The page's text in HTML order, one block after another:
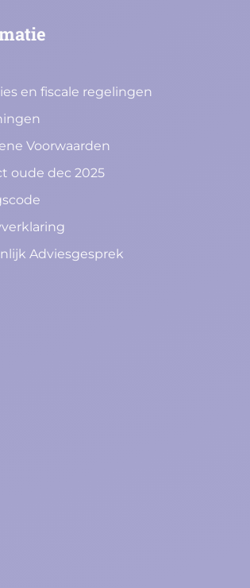
en fiscale regelingen
Voorwaarden
oude dec 2025
Adviesgesprek